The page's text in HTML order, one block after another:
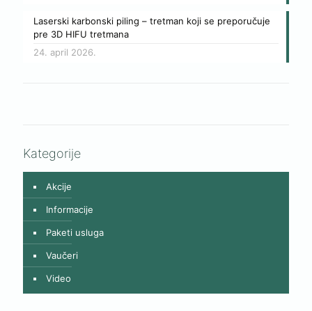
Laserski karbonski piling – tretman koji se preporučuje
pre 3D HIFU tretmana
24. april 2026.
Kategorije
Akcije
Informacije
Paketi usluga
Vaučeri
Video